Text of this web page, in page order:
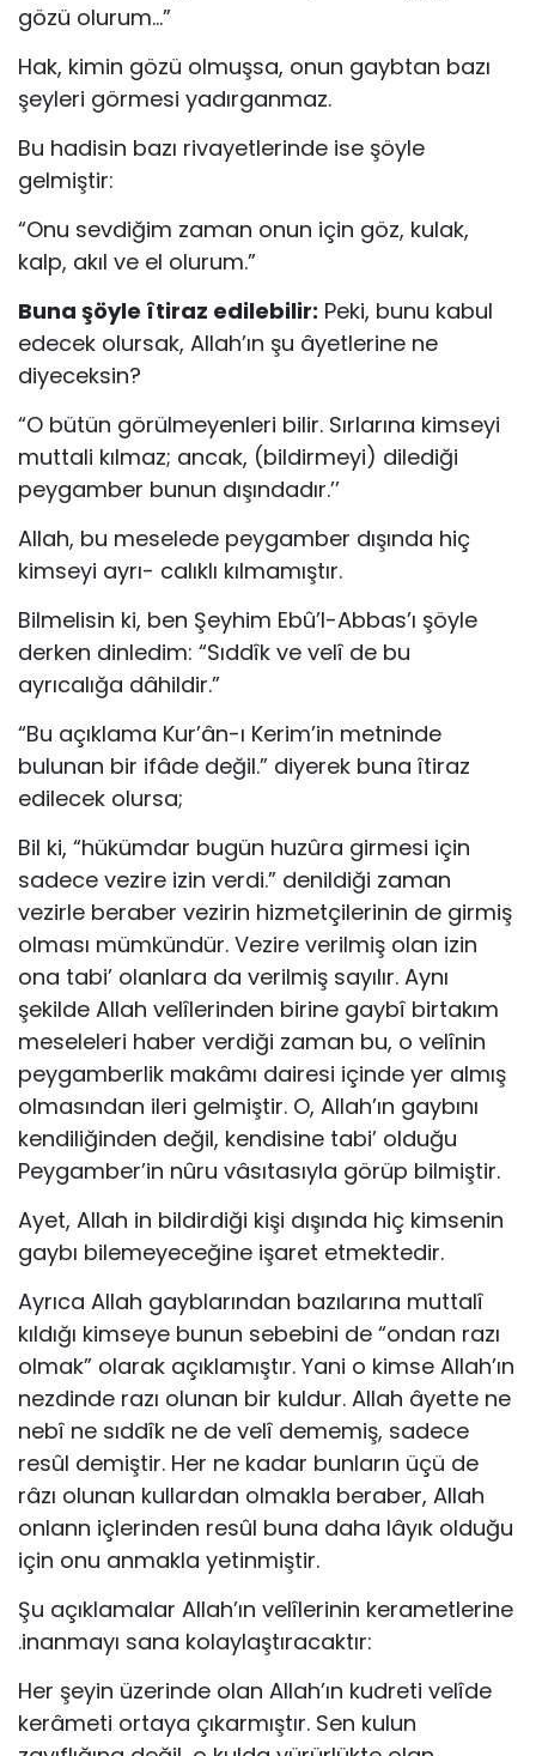
gözü olurum…”
Hak, kimin gözü olmuşsa, onun gaybtan bazı
şeyleri gör­mesi yadırganmaz.
Bu hadisin bazı rivayetlerinde ise şöyle
gelmiştir:
“Onu sevdiğim zaman onun için göz, kulak,
kalp, akıl ve el olurum.”
Buna şöyle îtiraz edilebilir: Peki, bunu kabul
edecek olur­sak, Allah’ın şu âyetlerine ne
diyeceksin?
“O bütün görülmeyenleri bilir. Sırlarına kimseyi
muttali kılmaz; ancak, (bildirmeyi) dilediği
peygamber bunun dışındadır.’’
Allah, bu meselede peygamber dışında hiç
kimseyi ayrı- calıklı kılmamıştır.
Bilmelisin ki, ben Şeyhim Ebû’l-Abbas’ı şöyle
derken din­ledim: “Sıddîk ve velî de bu
ayrıcalığa dâhildir.”
“Bu açıklama Kur’ân-ı Kerim’in metninde
bulunan bir ifâde değil.” diyerek buna îtiraz
edilecek olursa;
Bil ki, “hükümdar bugün huzûra girmesi için
sadece ve­zire izin verdi.” denildiği zaman
vezirle beraber vezirin hiz­metçilerinin de girmiş
olması mümkündür. Vezire verilmiş olan izin
ona tabi’ olanlara da verilmiş sayılır. Aynı
şekilde Allah velîlerinden birine gaybî birtakım
meseleleri haber ver­diği zaman bu, o velînin
peygamberlik makâmı dairesi içinde yer almış
olmasından ileri gelmiştir. O, Allah’ın gaybını
ken­diliğinden değil, kendisine tabi’ olduğu
Peygamber’in nûru vâsıtasıyla görüp bilmiştir.
Ayet, Allah in bildirdiği kişi dışında hiç kimsenin
gaybı bi­lemeyeceğine işaret etmektedir.
Ayrıca Allah gayblarından bazılarına muttalî
kıldığı kimse­ye bunun sebebini de “ondan razı
olmak” olarak açıklamıştır. Yani o kimse Allah’ın
nezdinde razı olunan bir kuldur. Allah âyette ne
nebî ne sıddîk ne de velî dememiş, sadece
resûl de­miştir. Her ne kadar bunların üçü de
râzı olunan kullardan ol­makla beraber, Allah
onlann içlerinden resûl buna daha lâyık olduğu
için onu anmakla yetinmiştir.
Şu açıklamalar Allah’ın velîlerinin kerametlerine
.inanma­yı sana kolaylaştıracaktır:
Her şeyin üzerinde olan Allah’ın kudreti velîde
kerâmeti ortaya çıkarmıştır. Sen kulun